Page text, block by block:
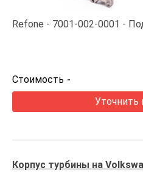
Refone 7001-002-0001
Стоимость -
Уточнить
Корпус турбины на